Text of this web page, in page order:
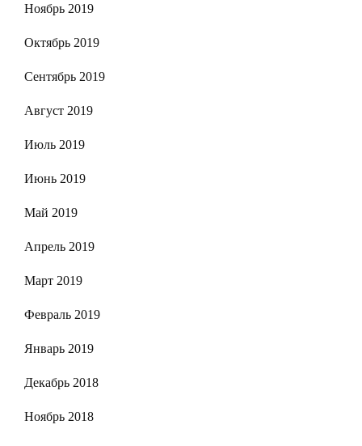
Ноябрь 2019
Октябрь 2019
Сентябрь 2019
Август 2019
Июль 2019
Июнь 2019
Май 2019
Апрель 2019
Март 2019
Февраль 2019
Январь 2019
Декабрь 2018
Ноябрь 2018